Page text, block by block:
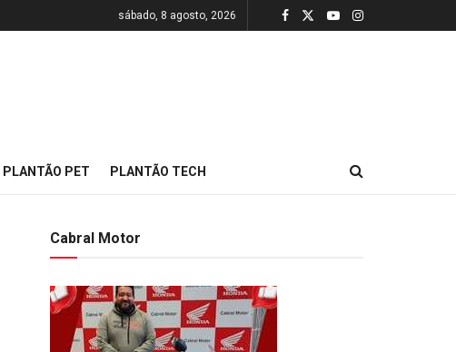
sábado, 8 agosto, 2026
PLANTÃO PET PLANTÃO TECH
Cabral Motor